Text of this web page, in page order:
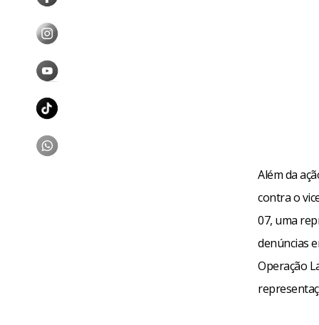
Além da
contra o
07, uma
denúncias
Operação